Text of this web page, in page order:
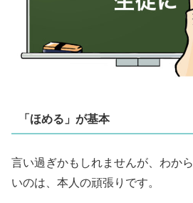
「ほめる」が基本
言い過ぎかもしれませんが、わか
いのは、本人の頑張りです。